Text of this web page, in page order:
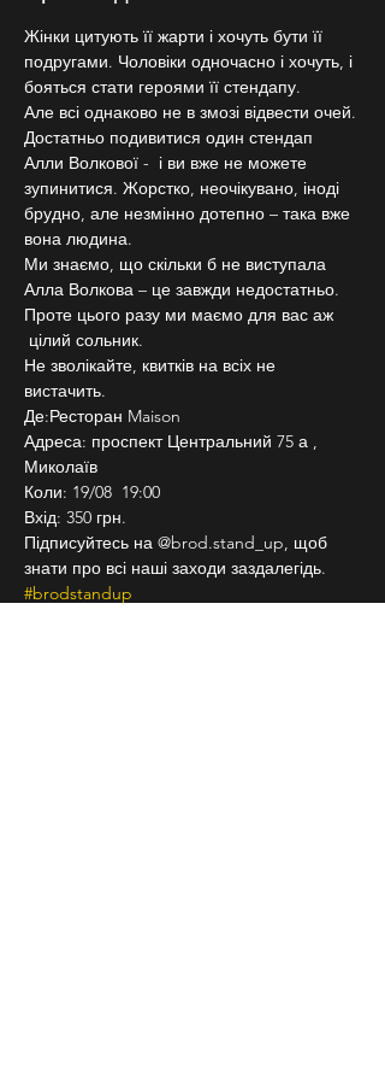
Жінки цитують її жарти і хочуть бути її
подругами. Чоловіки одночасно і хочуть, і
бояться стати героями її стендапу.
Але всі однаково не в змозі відвести очей.
Достатньо подивитися один стендап
Алли Волкової -  і ви вже не можете
зупинитися. Жорстко, неочікувано, іноді
брудно, але незмінно дотепно – така вже
вона людина.
Ми знаємо, що скільки б не виступала
Алла Волкова – це завжди недостатньо.
Проте цього разу ми маємо для вас аж
цілий сольник.
Не зволікайте, квитків на всіх не
вистачить.
Де:Ресторан Maison
Адреса: проспект Центральний 75 а ,
Миколаїв
Коли: 19/08  19:00
Вхід: 350 грн.
Підписуйтесь на @brod.stand_up, щоб
знати про всі наші заходи заздалегідь.
#brodstandup